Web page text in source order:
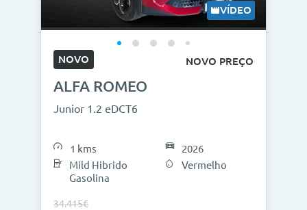
VÍDEO
NOVO NOVO PREÇO
ALFA ROMEO
Junior 1.2 eDCT6
1 kms
Mild Hibrido
Gasolina
2026
Vermelho
34.415€